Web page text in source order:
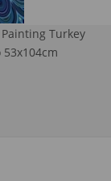
Turkey